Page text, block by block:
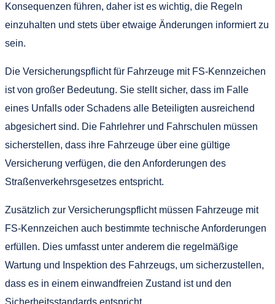
Konsequenzen führen, daher ist es wichtig, die Regeln
einzuhalten und stets über etwaige Änderungen informiert zu
sein.
Die Versicherungspflicht für Fahrzeuge mit FS-Kennzeichen
ist von großer Bedeutung. Sie stellt sicher, dass im Falle
eines Unfalls oder Schadens alle Beteiligten ausreichend
abgesichert sind. Die Fahrlehrer und Fahrschulen müssen
sicherstellen, dass ihre Fahrzeuge über eine gültige
Versicherung verfügen, die den Anforderungen des
Straßenverkehrsgesetzes entspricht.
Zusätzlich zur Versicherungspflicht müssen Fahrzeuge mit
FS-Kennzeichen auch bestimmte technische Anforderungen
erfüllen. Dies umfasst unter anderem die regelmäßige
Wartung und Inspektion des Fahrzeugs, um sicherzustellen,
dass es in einem einwandfreien Zustand ist und den
Sicherheitsstandards entspricht.